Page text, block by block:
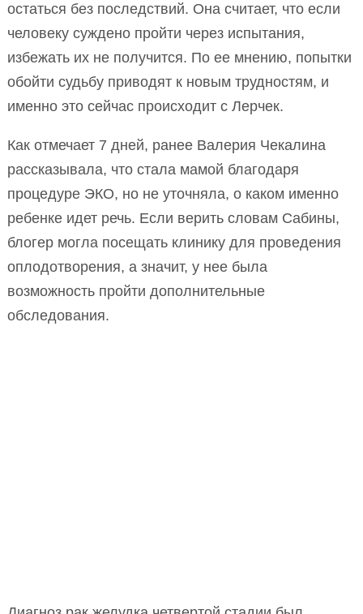
остаться без последствий. Она считает, что если
человеку суждено пройти через испытания,
избежать их не получится. По ее мнению, попытки
обойти судьбу приводят к новым трудностям, и
именно это сейчас происходит с Лерчек.
Как отмечает 7 дней, ранее Валерия Чекалина
рассказывала, что стала мамой благодаря
процедуре ЭКО, но не уточняла, о каком именно
ребенке идет речь. Если верить словам Сабины,
блогер могла посещать клинику для проведения
оплодотворения, а значит, у нее была
возможность пройти дополнительные
обследования.